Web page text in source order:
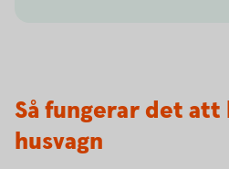
Så fungerar det att
husvagn